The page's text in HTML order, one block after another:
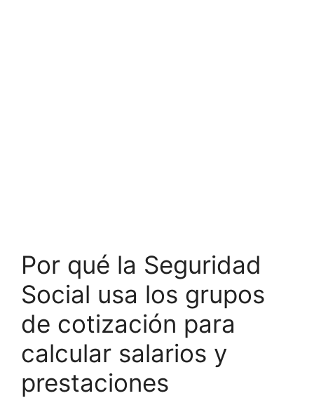
Por qué la Seguridad
Social usa los grupos
de cotización para
calcular salarios y
prestaciones